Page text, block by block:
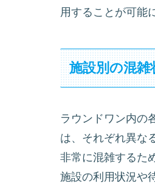
用することが可能
施設別の混雑
ラウンドワン内の
は、それぞれ異な
非常に混雑するた
施設の利用状況や